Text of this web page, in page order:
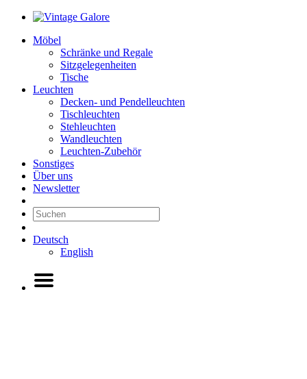
Möbel
Schränke und Regale
Sitzgelegenheiten
Tische
Leuchten
Decken- und Pendelleuchten
Tischleuchten
Stehleuchten
Wandleuchten
Leuchten-Zubehör
Sonstiges
Über uns
Newsletter
Deutsch
English